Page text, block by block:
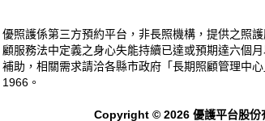
優照護係第三方預約平台，非長照機構，提供之照
顧服務法中定義之身心失能持續已達或預期達六個
補助，相關需求請洽各縣市政府「長期照顧管理中
1966。
Copyright © 2026 優護平台股份